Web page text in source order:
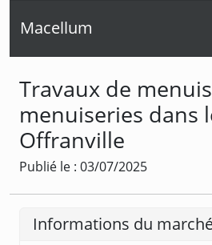
Macellum
Travaux de
menuiseries dans
Offranville
Publié le : 03/07/2025
Informations du